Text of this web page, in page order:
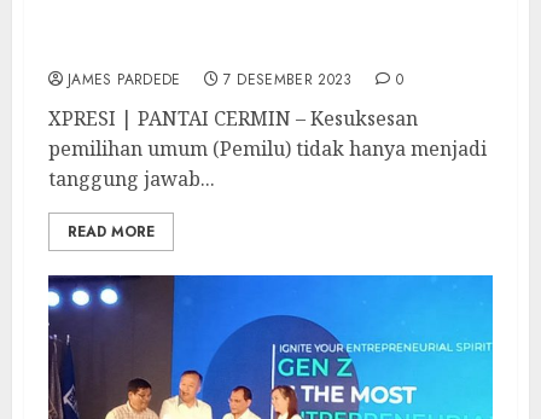
JAMES PARDEDE 7 DESEMBER 2023 0
XPRESI | PANTAI CERMIN – Kesuksesan
pemilihan umum (Pemilu) tidak hanya menjadi
tanggung jawab...
READ MORE